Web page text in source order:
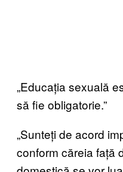
„Educația sexuală
să fie obligatorie.”
„Sunteți de acord
conform căreia față